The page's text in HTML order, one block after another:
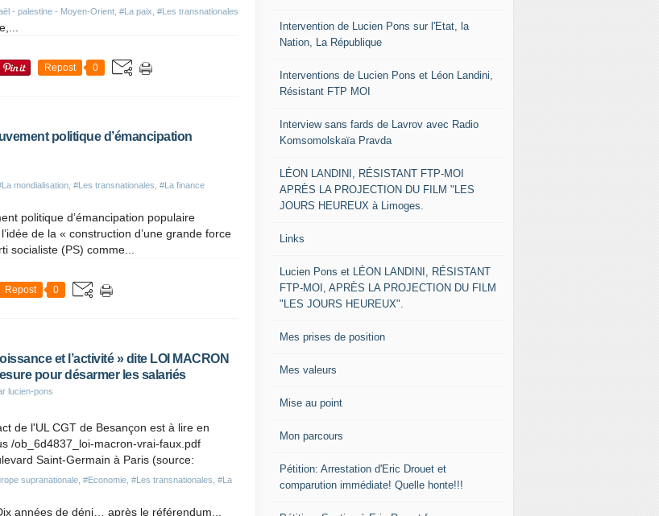
- palestine - Moyen-Orient #La paix #Les transnationales
Repost 0
politique d’émancipation
mondialisation #Les transnationales #La finance
politique d’émancipation populaire
de la « construction d’une grande force
socialiste (PS) comme...
Repost 0
et l’activité » dite LOI MACRON
pour désarmer les salariés
lucien-pons
supranationale #Economie #Les transnationales #La
de l'UL CGT de Besançon est à lire en
/ob_6d4837_loi-macron-vrai-faux.pdf
Saint-Germain à Paris (source:
années de déni… après le référendum...
Intervention de Lucien Pons sur l'Etat, la
Nation, La République
Interventions de Lucien Pons et Léon Landini,
Résistant FTP MOI
Interview sans fards de Lavrov avec Radio
Komsomolskaïa Pravda
LÉON LANDINI, RÉSISTANT FTP-MOI
APRÈS LA PROJECTION DU FILM "LES
JOURS HEUREUX à Limoges.
Links
Lucien Pons et LÉON LANDINI, RÉSISTANT
FTP-MOI, APRÈS LA PROJECTION DU FILM
"LES JOURS HEUREUX".
Mes prises de position
Mes valeurs
Mise au point
Mon parcours
Pétition: Arrestation d'Eric Drouet et
comparution immédiate! Quelle honte!!!